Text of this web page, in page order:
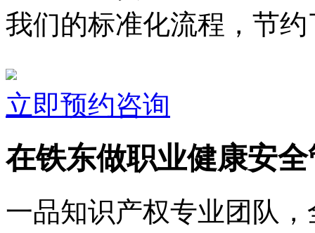
我们的标准化流程，节
立即预约咨询
在铁东做职业健康安
一品知识产权专业团队